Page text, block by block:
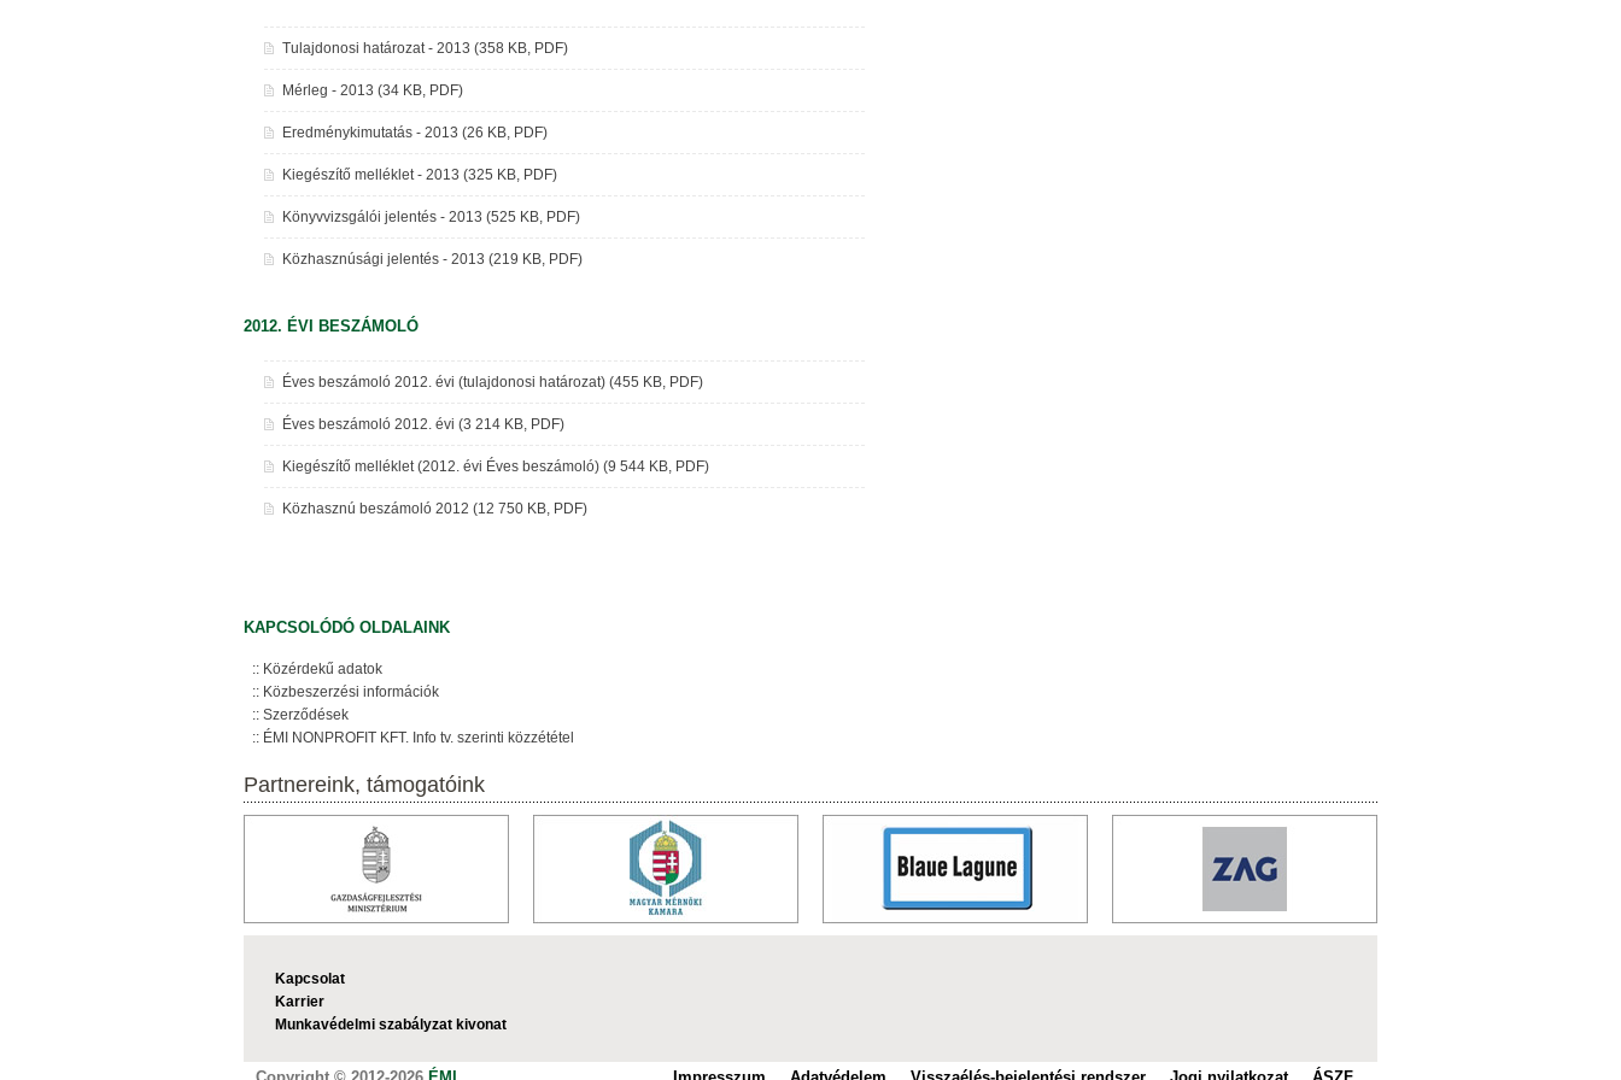
Tulajdonosi határozat - 2013 (358 KB, PDF)
Mérleg - 2013 (34 KB, PDF)
Eredménykimutatás - 2013 (26 KB, PDF)
Kiegészítő melléklet - 2013 (325 KB, PDF)
Könyvvizsgálói jelentés - 2013 (525 KB, PDF)
Közhasznúsági jelentés - 2013 (219 KB, PDF)
2012. ÉVI BESZÁMOLÓ
Éves beszámoló 2012. évi (tulajdonosi határozat) (455 KB, PDF)
Éves beszámoló 2012. évi (3 214 KB, PDF)
Kiegészítő melléklet (2012. évi Éves beszámoló) (9 544 KB, PDF)
Közhasznú beszámoló 2012 (12 750 KB, PDF)
KAPCSOLÓDÓ OLDALAINK
Közérdekű adatok
Közbeszerzési információk
Szerződések
ÉMI NONPROFIT KFT. Info tv. szerinti közzététel
Partnereink, támogatóink
Kapcsolat
Karrier
Munkavédelmi szabályzat kivonat